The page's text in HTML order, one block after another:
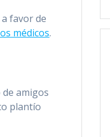
favor de
médicos.
amigos
plantío